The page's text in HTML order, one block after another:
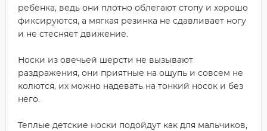
ребёнка, ведь они плотно облегают стопу и хорошо
фиксируются, а мягкая резинка не сдавливает ногу
и не стесняет движение.
Носки из овечьей шерсти не вызывают
раздражения, они приятные на ощупь и совсем не
колются, их можно надевать на тонкий носок и без
него.
Теплые детские носки подойдут как для мальчиков,